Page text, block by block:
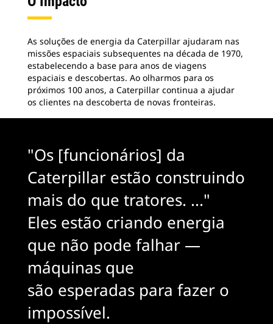
As soluções de energia da Caterpillar ajudaram nas
missões espaciais subsequentes na década de 1970,
estabelecendo a base para anos de viagens
espaciais e descobertas. Ao olharmos para os
próximos 100 anos, a Caterpillar continua a ajudar
os clientes na descoberta de novas fronteiras.
"Os [funcionários] da
Caterpillar estão construindo
mais do que tratores. ..."
Eles estão criando energia
que não pode falhar —
máquinas que
são esperadas para fazer o
impossível.